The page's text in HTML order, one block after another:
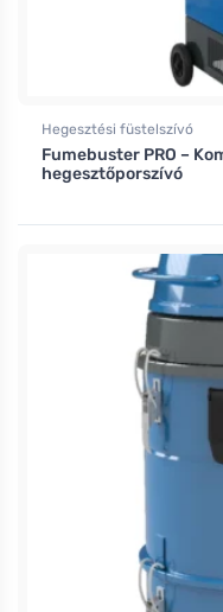
Hegesztési füstelszívó
Fumebuster PRO –
hegesztőporszívó